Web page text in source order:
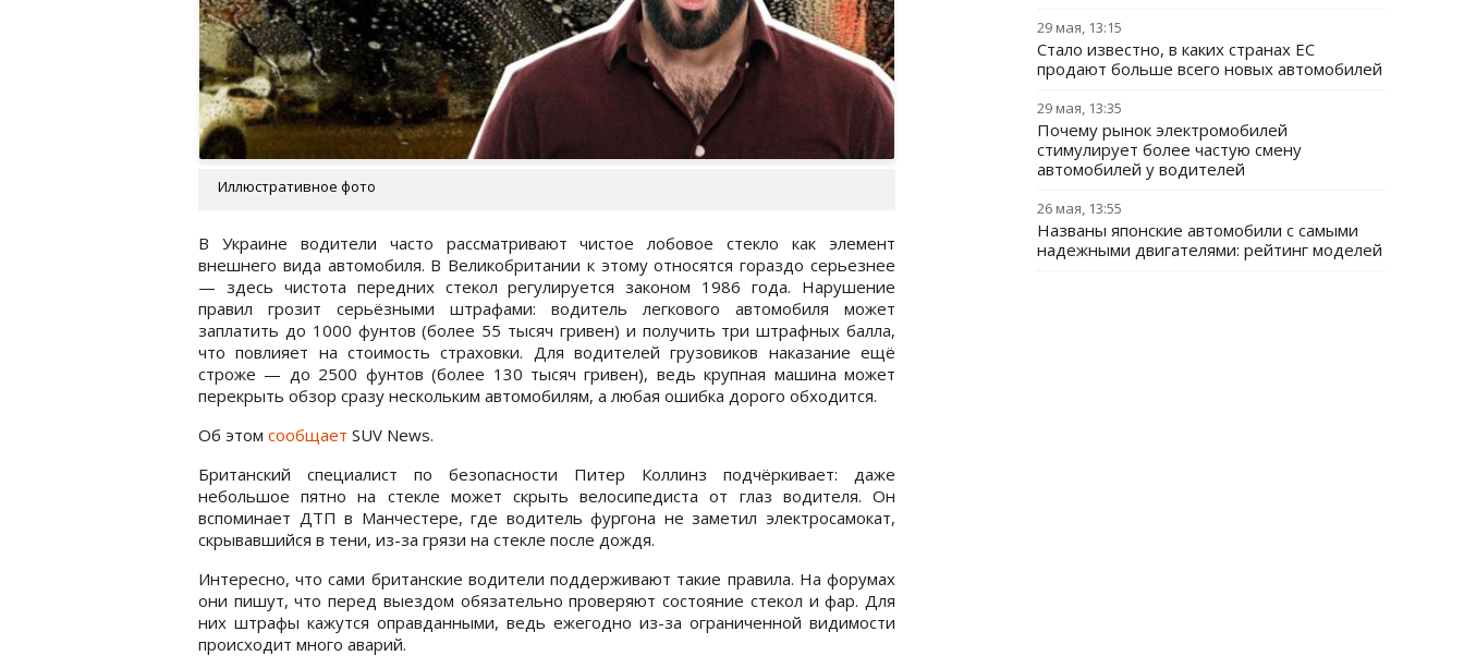
Иллюстративное фото
В Украине водители часто рассматривают чистое лобовое стекло как элемент
внешнего вида автомобиля. В Великобритании к этому относятся гораздо серьезнее
— здесь чистота передних стекол регулируется законом 1986 года. Нарушение
правил грозит серьёзными штрафами: водитель легкового автомобиля может
заплатить до 1000 фунтов (более 55 тысяч гривен) и получить три штрафных балла,
что повлияет на стоимость страховки. Для водителей грузовиков наказание ещё
строже — до 2500 фунтов (более 130 тысяч гривен), ведь крупная машина может
перекрыть обзор сразу нескольким автомобилям, а любая ошибка дорого обходится.
Об этом сообщает SUV News.
Британский специалист по безопасности Питер Коллинз подчёркивает: даже
небольшое пятно на стекле может скрыть велосипедиста от глаз водителя. Он
вспоминает ДТП в Манчестере, где водитель фургона не заметил электросамокат,
скрывавшийся в тени, из-за грязи на стекле после дождя.
Интересно, что сами британские водители поддерживают такие правила. На форумах
они пишут, что перед выездом обязательно проверяют состояние стекол и фар. Для
них штрафы кажутся оправданными, ведь ежегодно из-за ограниченной видимости
происходит много аварий.
29 мая, 13:15
Стало известно, в каких странах ЕС
продают больше всего новых автомобилей
29 мая, 13:35
Почему рынок электромобилей
стимулирует более частую смену
автомобилей у водителей
26 мая, 13:55
Названы японские автомобили с самыми
надежными двигателями: рейтинг моделей